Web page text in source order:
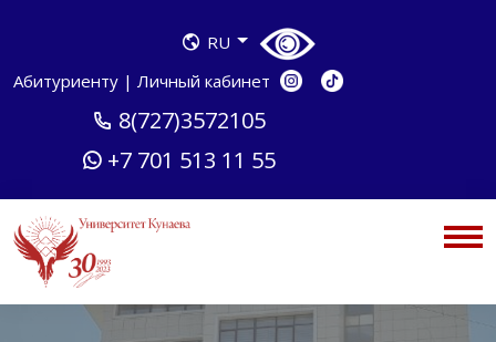
RU
Абитуриенту | Личный кабинет
8(727)3572105
+7 701 513 11 55